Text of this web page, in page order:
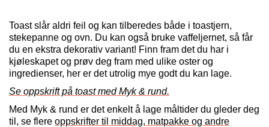
Toast slår aldri feil og kan tilberedes både i toastjern,
stekepanne og ovn. Du kan også bruke vaffeljernet, så får
du en ekstra dekorativ variant! Finn fram det du har i
kjøleskapet og prøv deg fram med ulike oster og
ingredienser, her er det utrolig mye godt du kan lage.
Se oppskrift på toast med Myk & rund.
Med Myk & rund er det enkelt å lage måltider du gleder deg
til, se flere oppskrifter til middag, matpakke og andre